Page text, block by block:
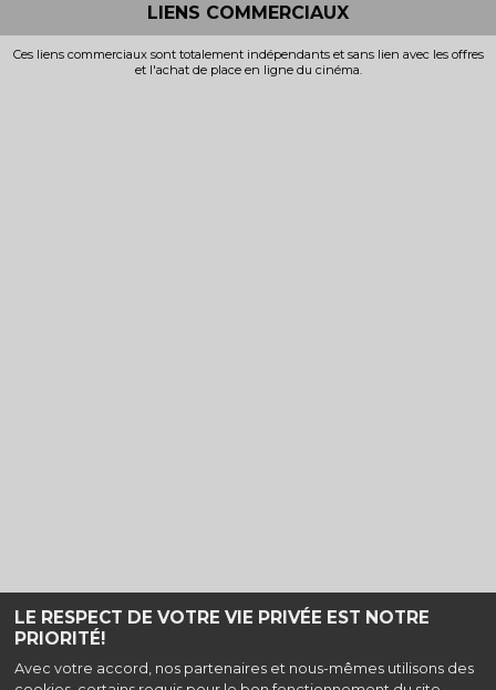
LE RESPECT DE VOTRE VIE PRIVÉE EST NOTRE
PRIORITÉ!
Avec votre accord, nos partenaires et nous-mêmes utilisons des
LIENS COMMERCIAUX
Ces liens commerciaux sont totalement indépendants et sans lien avec les offres
et l'achat de place en ligne du cinéma.